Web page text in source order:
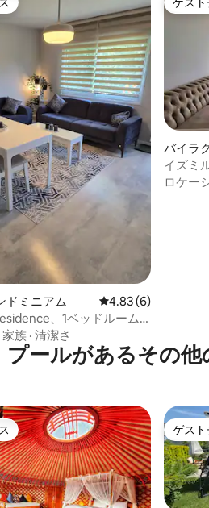
星の平均評価
ドミニアム レビュー6件、5つ
4.83 (6)
、1ベッドルーム
家族 · 清潔さ
ゲス
バイラ
イズミ
アパー
ロケー
プールがあるその他
ゲス
ゲスト